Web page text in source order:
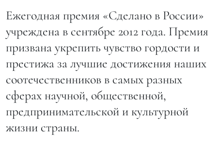
Ежегодная премия «Сделано в России»
учреждена в сентябре 2012 года. Премия
призвана укрепить чувство гордости и
престижа за лучшие достижения наших
соотечественников в самых разных
сферах научной, общественной,
предпринимательской и культурной
жизни страны.